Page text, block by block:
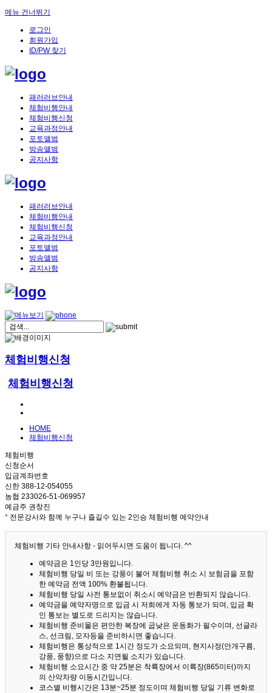
메뉴 건너뛰기
로그인
회원가입
ID/PW 찾기
패러러브안내
체험비행안내
체험비행신청
교육과정안내
포토앨범
방송앨범
공지사항
패러러브안내
체험비행안내
체험비행신청
교육과정안내
포토앨범
방송앨범
공지사항
체험비행신청
체험비행신청
HOME
체험비행신청
체험비행
신청순서
입금계좌번호
신한 388-12-054055
농협 233026-51-069957
예금주 권창진
* 전문강사와 함께 누구나 즐길수 있는 2인승 체험비행 예약안내
체험비행 기타 안내사항 - 읽어두시면 도움이 됩니다. ^^
예약금은 1인당 3만원입니다.
체험비행 당일 비 또는 강풍이 불어 체험비행 취소 시 보험금을 포함
한 예약금 전액 100% 환불됩니다.
체험비행 당일 사전 통보없이 취소시 예약금은 반환되지 않습니다.
예약금을 예약자명으로 입금 시 저희에게 자동 통보가 되며, 입금 확
인 통보는 별도로 드리지는 않습니다.
체험비행 준비물은 편안한 복장에 굽낮은 운동화가 필수이며, 선글라
스, 선크림, 모자등을 준비하시면 좋습니다.
체험비행은 통상적으로 1시간 정도가 소요되며, 현지사정(안개구름,
강풍, 풍향)으로 다소 지연될 소지가 있습니다.
체험비행 소요시간 중 약 25분은 착륙장에서 이륙장(865미터)까지
의 산악차량 이동시간입니다.
코스별 비행시간은 13분~25분 정도이며 체험비행 당일 기류 변화로